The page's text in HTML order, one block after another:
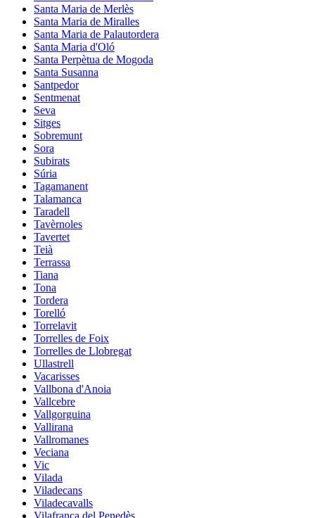
Santa Maria de Merlès
Santa Maria de Miralles
Santa Maria de Palautordera
Santa Maria d'Oló
Santa Perpètua de Mogoda
Santa Susanna
Santpedor
Sentmenat
Seva
Sitges
Sobremunt
Sora
Subirats
Súria
Tagamanent
Talamanca
Taradell
Tavèrnoles
Tavertet
Teià
Terrassa
Tiana
Tona
Tordera
Torelló
Torrelavit
Torrelles de Foix
Torrelles de Llobregat
Ullastrell
Vacarisses
Vallbona d'Anoia
Vallcebre
Vallgorguina
Vallirana
Vallromanes
Veciana
Vic
Vilada
Viladecans
Viladecavalls
Vilafranca del Penedès